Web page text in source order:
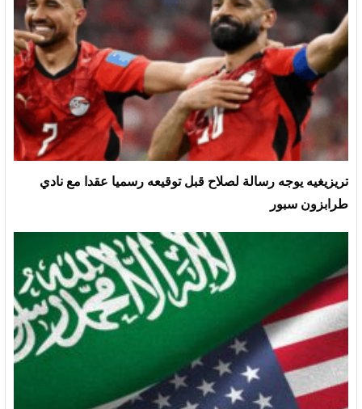
تريزيغيه يوجه رسالة لصلاح قبل توقيعه رسميا عقدا مع نادي
طرابزون سبور